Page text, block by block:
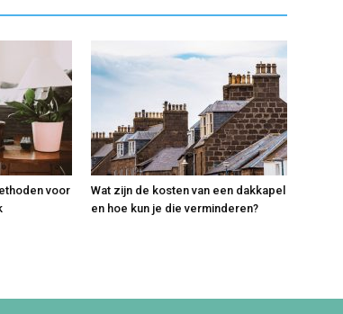
voor
Wat zijn de kosten van een dakkapel
en hoe kun je die verminderen?